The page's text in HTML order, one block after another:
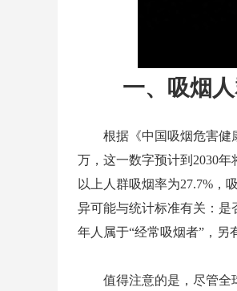
一、吸烟
根据《中国吸烟危害健
万，这一数字预计到2030
以上人群吸烟率为27.7%，
异可能与统计标准有关：是
年人属于“经常吸烟者”，另
值得注意的是，尽管全